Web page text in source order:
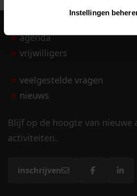
Instellingen
agenda
vrijwilligers
veelgestelde vragen
nieuws
Blijf op de hoogte van nieuwe
activiteiten.
inschrijven